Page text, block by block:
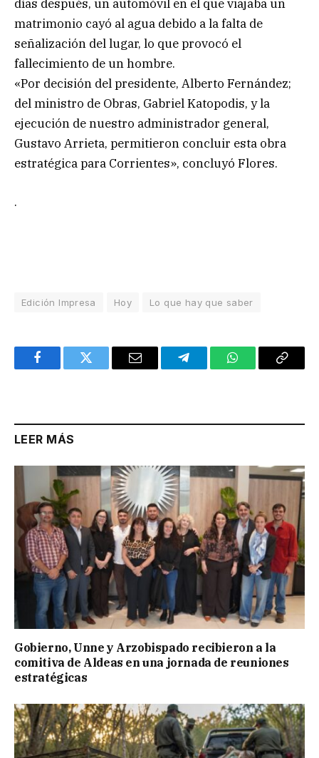
días después, un automóvil en el que viajaba un
matrimonio cayó al agua debido a la falta de
señalización del lugar, lo que provocó el
fallecimiento de un hombre.
«Por decisión del presidente, Alberto Fernández;
del ministro de Obras, Gabriel Katopodis, y la
ejecución de nuestro administrador general,
Gustavo Arrieta, permitieron concluir esta obra
estratégica para Corrientes», concluyó Flores.
.
Edición Impresa Hoy Lo que hay que saber
FacebookTwitter Email TelegramWhatsAppCopy
LEER MÁS
Gobierno, Unne y Arzobispado recibieron a la
comitiva de Aldeas en una jornada de reuniones
estratégicas